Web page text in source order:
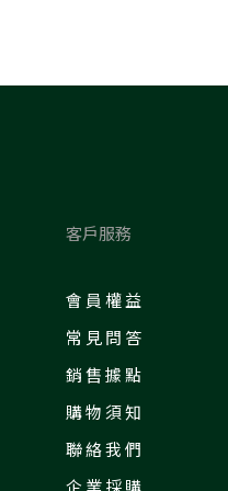
客戶服務
會員權益
常見問答
銷售據點
購物須知
聯絡我們
企業採購